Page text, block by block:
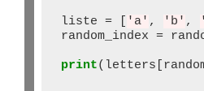
liste = 'a' , 'b' ,
random_index =
print